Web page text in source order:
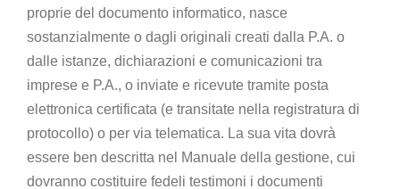
proprie del documento informatico, nasce
sostanzialmente o dagli originali creati dalla P.A. o
dalle istanze, dichiarazioni e comunicazioni tra
imprese e P.A., o inviate e ricevute tramite posta
elettronica certificata (e transitate nella registratura di
protocollo) o per via telematica. La sua vita dovrà
essere ben descritta nel Manuale della gestione, cui
dovranno costituire fedeli testimoni i documenti